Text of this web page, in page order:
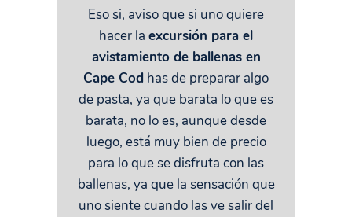
Eso si, aviso que si uno quiere
hacer la excursión para el
avistamiento de ballenas en
Cape Cod has de preparar algo
de pasta, ya que barata lo que es
barata, no lo es, aunque desde
luego, está muy bien de precio
para lo que se disfruta con las
ballenas, ya que la sensación que
uno siente cuando las ve salir del